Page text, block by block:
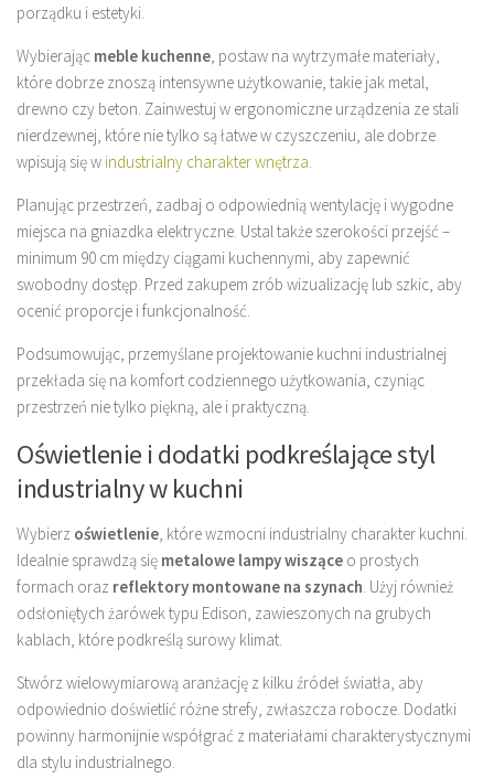
porządku i estetyki.
Wybierając meble kuchenne , postaw na wytrzymałe materiały,
które dobrze znoszą intensywne użytkowanie, takie jak metal,
drewno czy beton. Zainwestuj w ergonomiczne urządzenia ze stali
nierdzewnej, które nie tylko są łatwe w czyszczeniu, ale dobrze
wpisują się w industrialny charakter wnętrza
Planując przestrzeń, zadbaj o odpowiednią wentylację i wygodne
miejsca na gniazdka elektryczne. Ustal także szerokości przejść –
minimum 90 cm między ciągami kuchennymi, aby zapewnić
swobodny dostęp. Przed zakupem zrób wizualizację lub szkic, aby
ocenić proporcje i funkcjonalność.
Podsumowując, przemyślane projektowanie kuchni industrialnej
przekłada się na komfort codziennego użytkowania, czyniąc
przestrzeń nie tylko piękną, ale i praktyczną.
Oświetlenie i dodatki podkreślające styl
industrialny w kuchni
Wybierz oświetlenie , które wzmocni industrialny charakter kuchni.
Idealnie sprawdzą się metalowe lampy wiszące o prostych
formach oraz reflektory montowane na szynach . Użyj również
odsłoniętych żarówek typu Edison, zawieszonych na grubych
kablach, które podkreślą surowy klimat.
Stwórz wielowymiarową aranżację z kilku źródeł światła, aby
odpowiednio doświetlić różne strefy, zwłaszcza robocze. Dodatki
powinny harmonijnie współgrać z materiałami charakterystycznymi
dla stylu industrialnego.